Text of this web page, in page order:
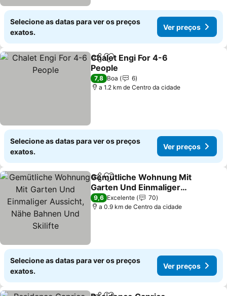
Selecione as datas para ver os preços
exatos.
Ver preços
PartilharAdicionar aos favoritos
Chalet Engi For 4-6
People
7,8 Boa
6
a 1.2 km de Centro da cidade
Selecione as datas para ver os preços
exatos.
Ver preços
PartilharAdicionar aos favoritos
Gemütliche Wohnung Mit
Garten Und Einmaliger
Aussicht, Nähe Bahnen
Und Skilifte
9,6 Excelente
70
a 0.9 km de Centro da cidade
Selecione as datas para ver os preços
exatos.
Ver preços